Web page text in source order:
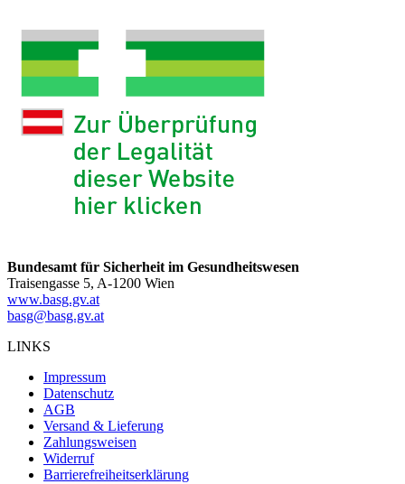
Bundesamt für Sicherheit im Gesundheitswesen
Traisengasse 5, A-1200 Wien
www.basg.gv.at
basg@basg.gv.at
LINKS
Impressum
Datenschutz
AGB
Versand & Lieferung
Zahlungsweisen
Widerruf
Barrierefreiheitserklärung